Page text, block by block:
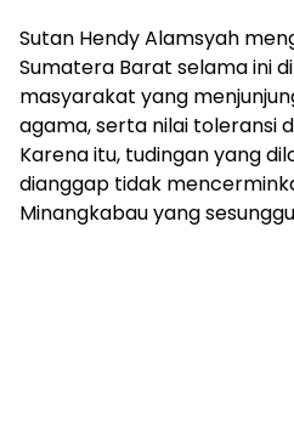
Sutan Hendy Alamsyah
Sumatera Barat selama ini
masyarakat yang
agama, serta nilai toleransi
Karena itu, tudingan yang
dianggap tidak
Minangkabau yang